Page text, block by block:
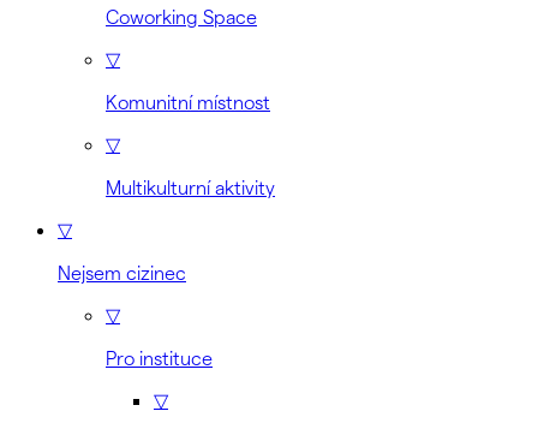
Coworking Space
▽
Komunitní místnost
▽
Multikulturní aktivity
▽
Nejsem cizinec
▽
Pro instituce
▽